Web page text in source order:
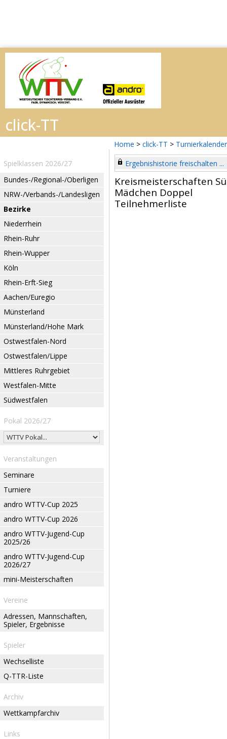
Home > click-TT > Turnierkalender
Spielklassen 2026/27
Bundes-/Regional-/Oberligen
NRW-/Verbands-/Landesligen
Bezirke
Niederrhein
Rhein-Ruhr
Rhein-Wupper
Köln
Rhein-Erft-Sieg
Aachen/Euregio
Münsterland
Münsterland/Hohe Mark
Ostwestfalen-Nord
Ostwestfalen/Lippe
Mittleres Ruhrgebiet
Westfalen-Mitte
Südwestfalen
Pokal 2026/27
Veranstaltungen
Seminare
Turniere
andro WTTV-Cup 2025
andro WTTV-Cup 2026
andro WTTV-Jugend-Cup
2025/26
andro WTTV-Jugend-Cup
2026/27
mini-Meisterschaften
Vereine
Adressen, Mannschaften,
Spieler, Ergebnisse
Spieler
Wechselliste
Q-TTR-Liste
Archiv
Wettkampfarchiv
Links
Ergebnishistorie freischalten ...
Kreismeisterschaften
Mädchen Doppel
Teilnehmerliste